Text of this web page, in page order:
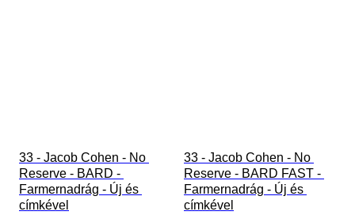
33 - Jacob Cohen - No
Reserve - BARD -
Farmernadrág - Új és
címkével
33 - Jacob Cohen - No
Reserve - BARD FAST -
Farmernadrág - Új és
címkével